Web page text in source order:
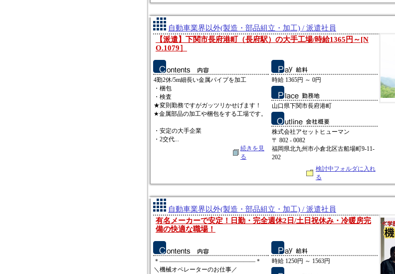
自動車業界以外(製造・部品組立・加工) / 派遣社員
【派遣】下関市長府港町（長府駅）の大手工場/時給1365円～[N
O.1079］
4勤2休/5m細長い金属パイプを加工
・梱包
・検査
★変則勤務ですがガッツリかせげます！
★金属部品の加工や梱包をする工場です。
・安定の大手企業
・2交代...
続きを見
る
時給 1365円 ～ 0円
山口県下関市長府港町
株式会社アセットヒューマン
〒 802 - 0082
福岡県北九州市小倉北区古船場町9-11-
202
検討中フォルダに入れ
る
自動車業界以外(製造・部品組立・加工) / 派遣社員
有名メーカーで安定！日勤・完全週休2日/土日祝休み・冷暖房完
備の快適な職場！
＊――――――――――――――――＊
＼機械オペレーターのお仕事／
時給 1250円 ～ 1563円